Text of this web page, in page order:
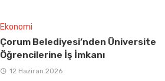
Ekonomi
Çorum Belediyesi’nden Üniversite
Öğrencilerine İş İmkanı
12 Haziran 2026